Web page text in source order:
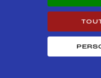
Carrières